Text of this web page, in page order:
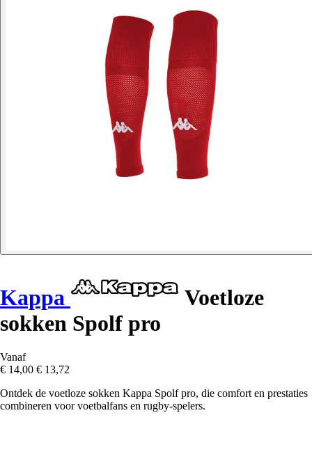
Kappa
Voetloze
sokken Spolf pro
Vanaf
€ 14,00 € 13,72
Ontdek de voetloze sokken Kappa Spolf pro, die comfort en prestaties
combineren voor voetbalfans en rugby-spelers.